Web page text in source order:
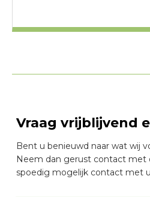
Vraag vrijblijvend
Bent u benieuwd naar wat wij
Neem dan gerust contact met
spoedig mogelijk contact met